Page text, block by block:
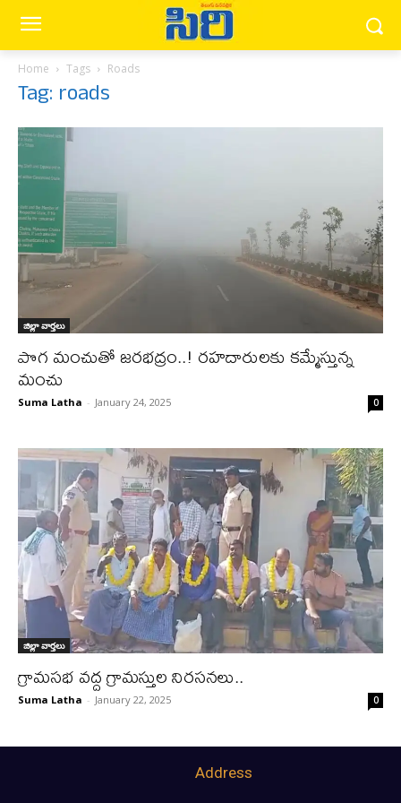
Home Tags Roads
Tag: roads
జిల్లా వార్త‌లు
పొగ మంచుతో జరభద్రం..! రహదారులకు కమ్మేస్తున్న
మంచు
Suma Latha - January 24, 2025 0
జిల్లా వార్త‌లు
గ్రామసభ వద్ద గ్రామస్తుల నిరసనలు..
Suma Latha - January 22, 2025 0
Address